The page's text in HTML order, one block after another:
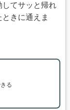
てサッと帰れ
きに通えま
る